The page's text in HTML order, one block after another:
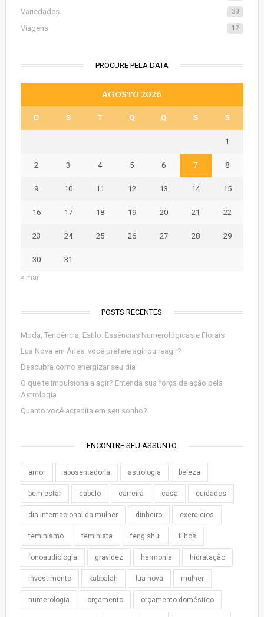
Variedades 33
Viagens 12
PROCURE PELA DATA
AGOSTO 2026
D S T Q Q S S
1
2 3 4 5 6 7 8
9 10 11 12 13 14 15
16 17 18 19 20 21 22
23 24 25 26 27 28 29
30
31
« mar
POSTS RECENTES
Moda, Tendência, Estilo: Essências Numerológicas e Florais
Lua Nova em Áries: você prefere agir ou reagir?
Descubra como energizar seu dia
O que te impulsiona a agir? Entenda sua força de ação pela
Astrologia
Quanto você acredita em seu sonho?
ENCONTRE SEU ASSUNTO
amor aposentadoria astrologia beleza
bem-estar cabelo carreira casa cuidados
dia internacional da mulher dinheiro exercicios
feminismo feminista feng shui filhos
fonoaudiologia gravidez harmonia hidratação
investimento kabbalah lua nova mulher
numerologia orçamento orçamento doméstico